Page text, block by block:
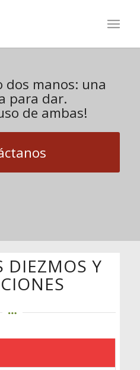
dos manos: una
para dar.
de ambas!
DIEZMOS Y